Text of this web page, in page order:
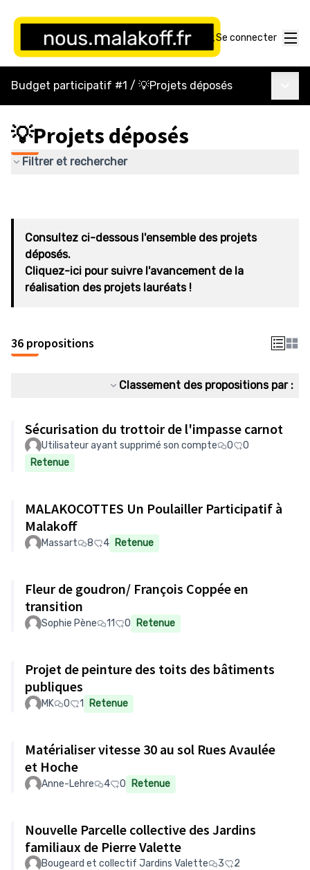
Se connecter
Budget participatif #1 / 💡Projets déposés
💡Projets déposés
Filtrer et rechercher
Consultez ci-dessous l'ensemble des projets
déposés.
Cliquez-ici pour suivre l'avancement de la
réalisation des projets lauréats !
36 propositions
Classement des propositions par :
Sécurisation du trottoir de l'impasse carnot
Utilisateur ayant supprimé son compte 0
0
Retenue
MALAKOCOTTES Un Poulailler Participatif à
Malakoff
Massart 8 4 Retenue
Fleur de goudron/ François Coppée en
transition
Sophie Pène 11 0 Retenue
Projet de peinture des toits des bâtiments
publiques
MK 0 1 Retenue
Matérialiser vitesse 30 au sol Rues Avaulée
et Hoche
Anne-Lehre 4 0 Retenue
Nouvelle Parcelle collective des Jardins
familiaux de Pierre Valette
Bougeard et collectif Jardins Valette 3
2